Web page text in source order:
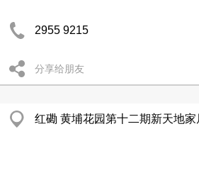
2955 9215
分享给朋友
红磡 黄埔花园第十二期新天地